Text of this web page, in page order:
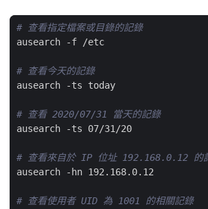
# 查看指定檔案或目錄的記錄
# 查看今天的記錄
# 查看 2020/07/31 當天的記錄
# 查看來自於 IP 位址 192.168.0.12 的
# 查看使用者 UID 為 1001 的相關記錄